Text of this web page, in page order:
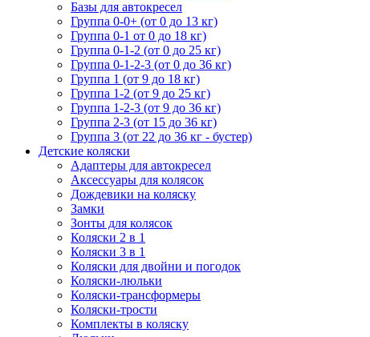
Базы для автокресел
Группа 0-0+ (от 0 до 13 кг)
Группа 0-1 от 0 до 18 кг)
Группа 0-1-2 (от 0 до 25 кг)
Группа 0-1-2-3 (от 0 до 36 кг)
Группа 1 (от 9 до 18 кг)
Группа 1-2 (от 9 до 25 кг)
Группа 1-2-3 (от 9 до 36 кг)
Группа 2-3 (от 15 до 36 кг)
Группа 3 (от 22 до 36 кг - бустер)
Детские коляски
Адаптеры для автокресел
Аксессуары для колясок
Дождевики на коляску
Замки
Зонты для колясок
Коляски 2 в 1
Коляски 3 в 1
Коляски для двойни и погодок
Коляски-люльки
Коляски-трансформеры
Коляски-трости
Комплекты в коляску